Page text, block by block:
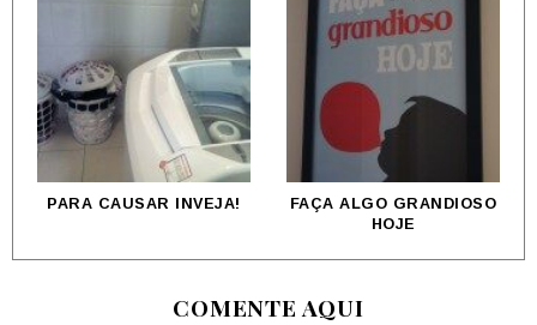
PARA CAUSAR INVEJA!
FAÇA ALGO GRANDIOSO
HOJE
COMENTE AQUI